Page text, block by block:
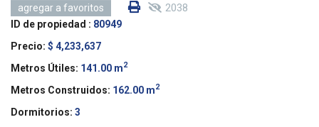
agregar a favoritos 2038
ID de propiedad : 80949
Precio: $ 4,233,637
Metros Útiles: 141.00 m2
Metros Construidos: 162.00 m2
Dormitorios: 3